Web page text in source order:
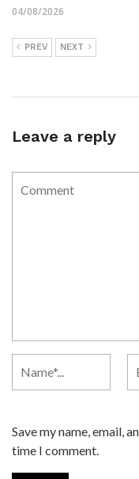
04/08/2026
PREV NEXT
Leave a reply
Save my name, email,
time I comment.